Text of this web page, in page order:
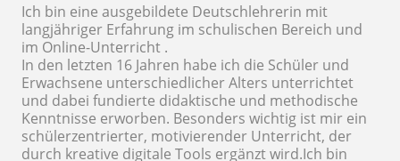
Ich bin eine ausgebildete Deutschlehrerin mit
langjähriger Erfahrung im schulischen Bereich und
im Online-Unterricht .
In den letzten 16 Jahren habe ich die Schüler und
Erwachsene unterschiedlicher Alters unterrichtet
und dabei fundierte didaktische und methodische
Kenntnisse erworben. Besonders wichtig ist mir ein
schülerzentrierter, motivierender Unterricht, der
durch kreative digitale Tools ergänzt wird.Ich bin